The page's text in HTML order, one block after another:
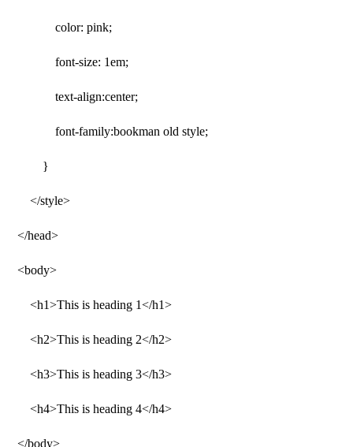
color: pink;
font-size: 1em;
text-align:center;
font-family:bookman old style;
}
</style>
</head>
<body>
<h1>This is heading 1</h1>
<h2>This is heading 2</h2>
<h3>This is heading 3</h3>
<h4>This is heading 4</h4>
</body>